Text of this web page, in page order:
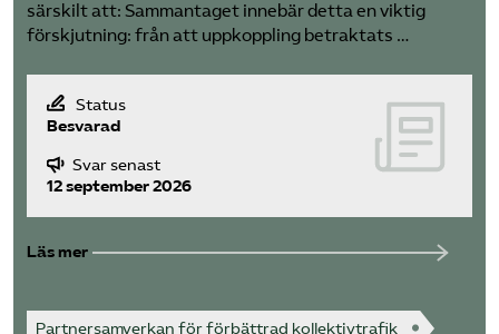
särskilt att: Sammantaget innebär detta en viktig
förskjutning: från att uppkoppling betraktats …
Läs mer
Status
Besvarad
Svar senast
12 september 2026
Partnersamverkan för förbättrad kollektivtrafik